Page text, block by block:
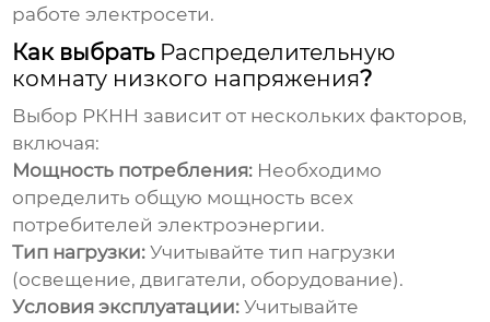
работе электросети.
Как выбрать Распределительную
комнату низкого напряжения?
Выбор РКНН зависит от нескольких факторов,
включая:
Мощность потребления: Необходимо
определить общую мощность всех
потребителей электроэнергии.
Тип нагрузки: Учитывайте тип нагрузки
(освещение, двигатели, оборудование).
Условия эксплуатации: Учитывайте